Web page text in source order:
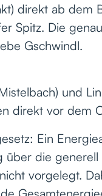
direkt ab dem
Spitz. Die
Gschwindl.
und
direkt vor dem
Ein
über die
vorgelegt.